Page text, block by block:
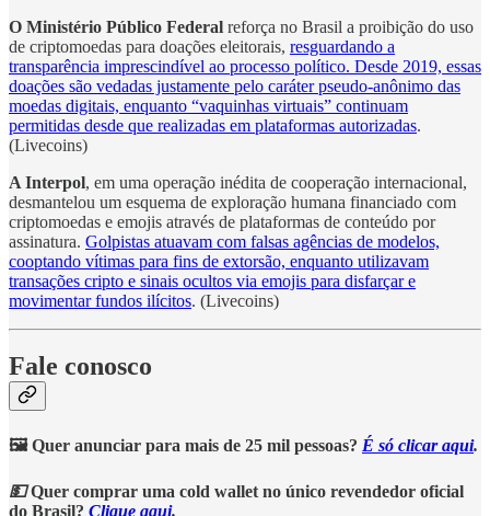
O Ministério Público Federal reforça no Brasil a proibição do uso
de criptomoedas para doações eleitorais, resguardando a
transparência imprescindível ao processo político. Desde 2019, essas
doações são vedadas justamente pelo caráter pseudo-anônimo das
moedas digitais, enquanto “vaquinhas virtuais” continuam
permitidas desde que realizadas em plataformas autorizadas.
(Livecoins)
A Interpol, em uma operação inédita de cooperação internacional,
desmantelou um esquema de exploração humana financiado com
criptomoedas e emojis através de plataformas de conteúdo por
assinatura. Golpistas atuavam com falsas agências de modelos,
cooptando vítimas para fins de extorsão, enquanto utilizavam
transações cripto e sinais ocultos via emojis para disfarçar e
movimentar fundos ilícitos. (Livecoins)
Fale conosco
🖼️ Quer anunciar para mais de 25 mil pessoas? É só clicar aqui.
💵Quer comprar uma cold wallet no único revendedor oficial
do Brasil? Clique aqui.